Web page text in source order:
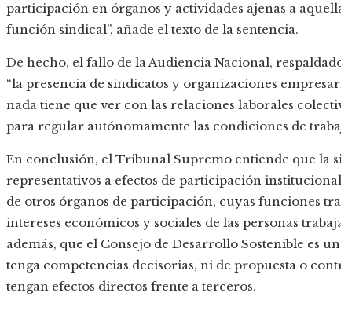
participación en órganos y actividades ajenas a
función sindical”, añade el texto de la sentencia.
De hecho, el fallo de la Audiencia Nacional,
“la presencia de sindicatos y organizaciones
nada tiene que ver con las relaciones laborales
para regular autónomamente las condiciones de
En conclusión, el Tribunal Supremo entiende que la
representativos a efectos de participación
de otros órganos de participación, cuyas funciones
intereses económicos y sociales de las personas
además, que el Consejo de Desarrollo Sostenible es
tenga competencias decisorias, ni de propuesta o
tengan efectos directos frente a terceros.